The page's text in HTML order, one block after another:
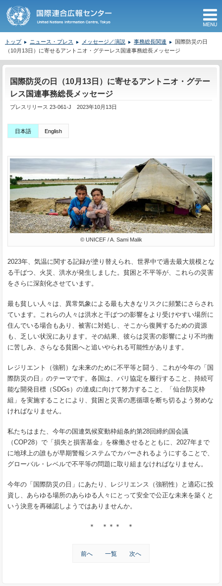
トップ ニュース・プレス メッセージ／演説 事務総長関連
国際防災の日
（10月13日）に寄せるアントニオ・グテーレス国連事務総長メッセージ
国際防災の日（10月13日）に寄せるアントニオ・グテー
レス国連事務総長メッセージ
プレスリリース 23-061-J 2023年10月13日
日本語 English
© UNICEF / A. Sami Malik
2023年、気温に関する記録が塗り替えられ、世界中で過去最大規模とな
る干ばつ、火災、洪水が発生しました。貧困と不平等が、これらの災害
をさらに深刻化させています。
最も貧しい人々は、異常気象による最も大きなリスクに頻繁にさらされ
ています。これらの人々は洪水と干ばつの影響をより受けやすい場所に
住んでいる場合もあり、被害に対処し、そこから復興するための資源
も、乏しい状況にあります。その結果、彼らは災害の影響により不均衡
に苦しみ、さらなる貧困へと追いやられる可能性があります。
レジリエント（強靭）な未来のために不平等と闘う、これが今年の「国
際防災の日」のテーマです。各国は、パリ協定を履行すること、持続可
能な開発目標（SDGs）の達成に向けて努力すること、「仙台防災枠
組」を実施することにより、貧困と災害の悪循環を断ち切るよう努めな
ければなりません。
私たちはまた、今年の国連気候変動枠組条約第28回締約国会議
（COP28）で「損失と損害基金」を稼働させるとともに、2027年まで
に地球上の誰もが早期警報システムでカバーされるようにすることで、
グローバル・レベルで不平等の問題に取り組まなければなりません。
今年の「国際防災の日」にあたり、レジリエンス（強靭性）と適応に投
資し、あらゆる場所のあらゆる人々にとって安全で公正な未来を築くと
いう決意を再確認しようではありませんか。
＊ ＊＊＊ ＊
前へ 一覧 次へ